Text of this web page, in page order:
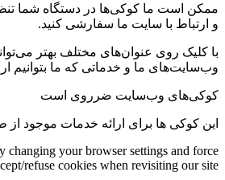
ممکن است ما کوکی‌ها در دستگاه شما
و ارتباط با سایت ما سفارشی کنید.
با کلیک روی عنوان‌های مختلف بهتر
وب‌سایت‌های ما و خدماتی که ما بتوانیم
کوکی‌های وب‌سایت ضرروی است
این کوکی ها برای ارائه خدمات موجود
changing your browser settings and force
refuse cookies when revisiting our site.